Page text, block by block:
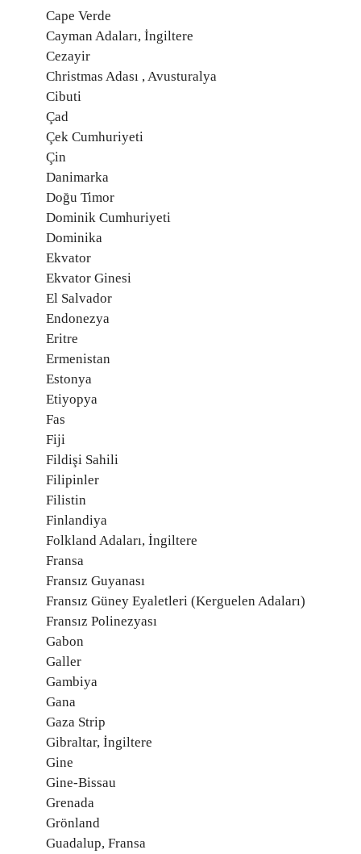
Cape Verde
Cayman Adaları, İngiltere
Cezayir
Christmas Adası , Avusturalya
Cibuti
Çad
Çek Cumhuriyeti
Çin
Danimarka
Doğu Timor
Dominik Cumhuriyeti
Dominika
Ekvator
Ekvator Ginesi
El Salvador
Endonezya
Eritre
Ermenistan
Estonya
Etiyopya
Fas
Fiji
Fildişi Sahili
Filipinler
Filistin
Finlandiya
Folkland Adaları, İngiltere
Fransa
Fransız Guyanası
Fransız Güney Eyaletleri (Kerguelen Adaları)
Fransız Polinezyası
Gabon
Galler
Gambiya
Gana
Gaza Strip
Gibraltar, İngiltere
Gine
Gine-Bissau
Grenada
Grönland
Guadalup, Fransa